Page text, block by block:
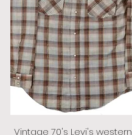
Vintage 70's Levi's western